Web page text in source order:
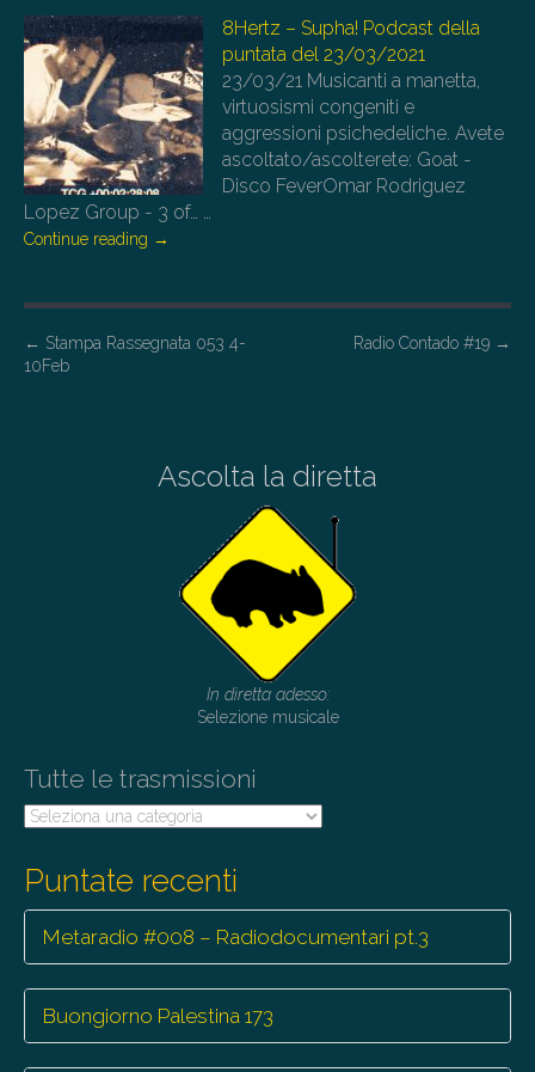
8Hertz – Supha! Podcast della
puntata del 23/03/2021
23/03/21 Musicanti a manetta,
virtuosismi congeniti e
aggressioni psichedeliche. Avete
ascoltato/ascolterete: Goat -
Disco FeverOmar Rodriguez
Lopez Group - 3 of… …
Continue reading →
P
o
n
← Stampa Rassegnata 053 4-
10Feb
Radio Contado #19 →
Ascolta la diretta
In diretta adesso:
Selezione musicale
Tutte le trasmissioni
Tutte
Puntate recenti
Metaradio #008 – Radiodocumentari pt.3
Buongiorno Palestina 173